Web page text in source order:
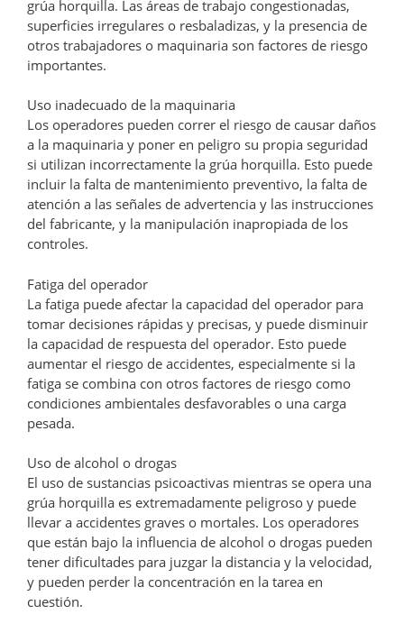
grúa horquilla. Las áreas de trabajo congestionadas,
superficies irregulares o resbaladizas, y la presencia de
otros trabajadores o maquinaria son factores de riesgo
importantes.
Uso inadecuado de la maquinaria
Los operadores pueden correr el riesgo de causar daños
a la maquinaria y poner en peligro su propia seguridad
si utilizan incorrectamente la grúa horquilla. Esto puede
incluir la falta de mantenimiento preventivo, la falta de
atención a las señales de advertencia y las instrucciones
del fabricante, y la manipulación inapropiada de los
controles.
Fatiga del operador
La fatiga puede afectar la capacidad del operador para
tomar decisiones rápidas y precisas, y puede disminuir
la capacidad de respuesta del operador. Esto puede
aumentar el riesgo de accidentes, especialmente si la
fatiga se combina con otros factores de riesgo como
condiciones ambientales desfavorables o una carga
pesada.
Uso de alcohol o drogas
El uso de sustancias psicoactivas mientras se opera una
grúa horquilla es extremadamente peligroso y puede
llevar a accidentes graves o mortales. Los operadores
que están bajo la influencia de alcohol o drogas pueden
tener dificultades para juzgar la distancia y la velocidad,
y pueden perder la concentración en la tarea en
cuestión.